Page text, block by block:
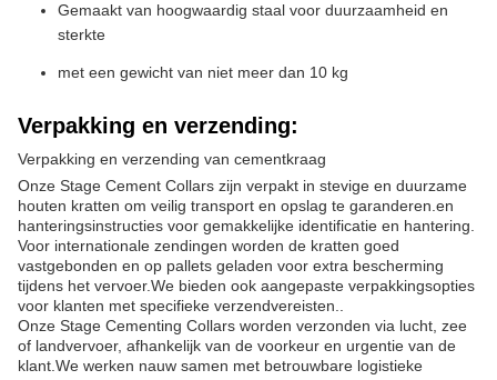
Gemaakt van hoogwaardig staal voor duurzaamheid en
sterkte
met een gewicht van niet meer dan 10 kg
Verpakking en verzending:
Verpakking en verzending van cementkraag
Onze Stage Cement Collars zijn verpakt in stevige en duurzame
houten kratten om veilig transport en opslag te garanderen.en
hanteringsinstructies voor gemakkelijke identificatie en hantering.
Voor internationale zendingen worden de kratten goed
vastgebonden en op pallets geladen voor extra bescherming
tijdens het vervoer.We bieden ook aangepaste verpakkingsopties
voor klanten met specifieke verzendvereisten..
Onze Stage Cementing Collars worden verzonden via lucht, zee
of landvervoer, afhankelijk van de voorkeur en urgentie van de
klant.We werken nauw samen met betrouwbare logistieke